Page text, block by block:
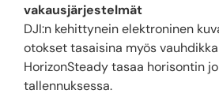
vakausjärjestelmät
DJI:n kehittynein elektroninen
otokset tasaisina myös
HorizonSteady tasaa horisontin
tallennuksessa.